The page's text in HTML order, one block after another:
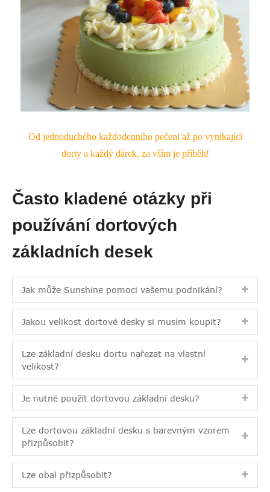
Od jednoduchého každodenního pečení až po vynikající
dorty a každý dárek, za vším je příběh!
Často kladené otázky při
používání dortových
základních desek
Jak může Sunshine pomoci vašemu podnikání?
Jakou velikost dortové desky si musím koupit?
Lze základní desku dortu nařezat na vlastní
velikost?
Je nutné použít dortovou základní desku?
Lze dortovou základní desku s barevným vzorem
přizpůsobit?
Lze obal přizpůsobit?